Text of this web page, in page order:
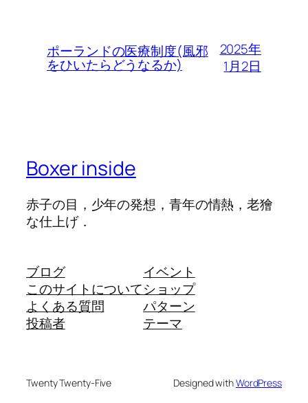
ポーランドの医療制度(風邪
をひいたらどうなるか)
2025年
1月2日
Boxer inside
赤子の目，少年の発想，青年の情熱，老獪
な仕上げ．
ブログ
このサイトについて
よくある質問
投稿者
イベント
ショップ
パターン
テーマ
Twenty Twenty-Five Designed withWordPress